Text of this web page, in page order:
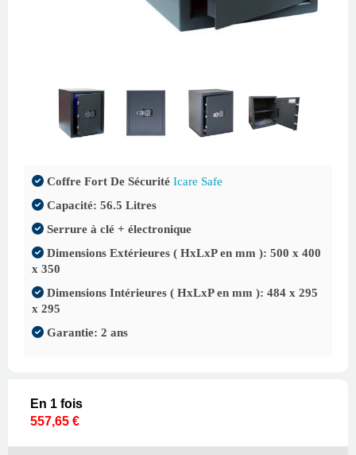
Coffre Fort De Sécurité Icare Safe
Capacité: 56.5 Litres
Serrure à clé + électronique
Dimensions Extérieures ( HxLxP en mm ): 500 x 400
x 350
Dimensions Intérieures ( HxLxP en mm ): 484 x 295
x 295
Garantie: 2 ans
En 1 fois
557,65 €